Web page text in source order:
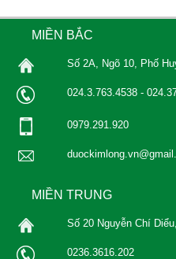
MIỀN BẮC
Số 2A, Ngõ 10, Phố
024.3.763.4538 -
0979.291.920
MIỀN TRUNG
Số 20 Nguyễn Chí
0236.3616.202